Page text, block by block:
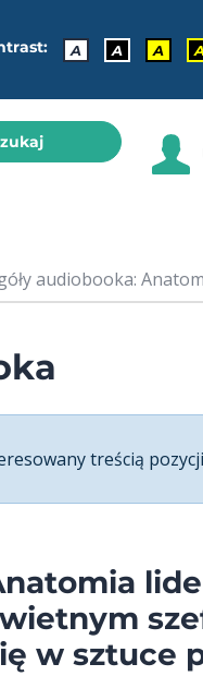
A A A A
audiobooka:
treścią
w sztuce